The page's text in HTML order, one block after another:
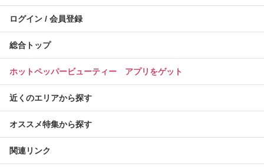
ログイン / 会員登録
総合トップ
ホットペッパービューティー アプリをゲット
近くのエリアから探す
オススメ特集から探す
関連リンク